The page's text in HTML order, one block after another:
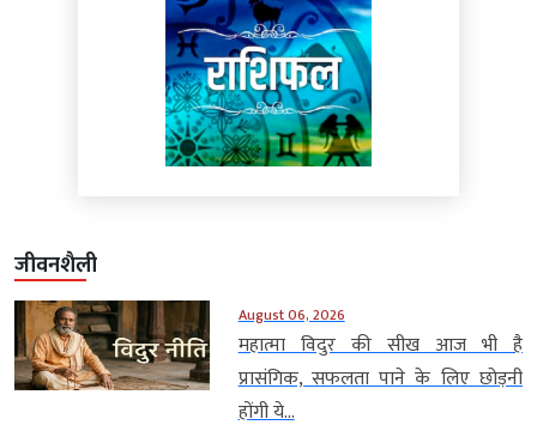
जीवनशैली
August 06, 2026
महात्मा विदुर की सीख आज भी है
प्रासंगिक, सफलता पाने के लिए छोड़नी
होंगी ये...